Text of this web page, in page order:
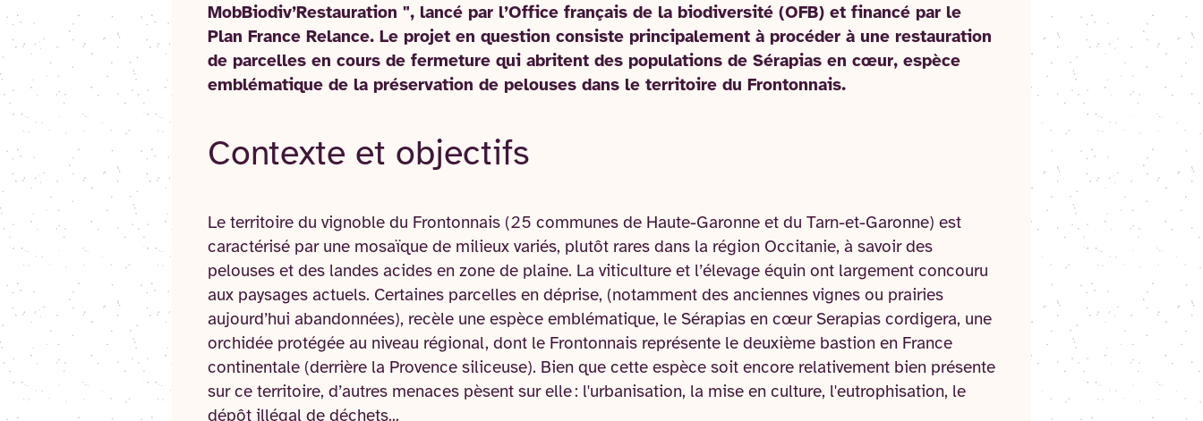
MobBiodiv’Restauration ", lancé par l’Office français de la biodiversité (OFB) et financé par le
Plan France Relance. Le projet en question consiste principalement à procéder à une restauration
de parcelles en cours de fermeture qui abritent des populations de Sérapias en cœur, espèce
emblématique de la préservation de pelouses dans le territoire du Frontonnais.
Contexte et objectifs
Le territoire du vignoble du Frontonnais (25 communes de Haute-Garonne et du Tarn-et-Garonne) est
caractérisé par une mosaïque de milieux variés, plutôt rares dans la région Occitanie, à savoir des
pelouses et des landes acides en zone de plaine. La viticulture et l’élevage équin ont largement concouru
aux paysages actuels. Certaines parcelles en déprise, (notamment des anciennes vignes ou prairies
aujourd’hui abandonnées), recèle une espèce emblématique, le Sérapias en cœur Serapias cordigera, une
orchidée protégée au niveau régional, dont le Frontonnais représente le deuxième bastion en France
continentale (derrière la Provence siliceuse). Bien que cette espèce soit encore relativement bien présente
sur ce territoire, d’autres menaces pèsent sur elle : l'urbanisation, la mise en culture, l'eutrophisation, le
dépôt illégal de déchets...